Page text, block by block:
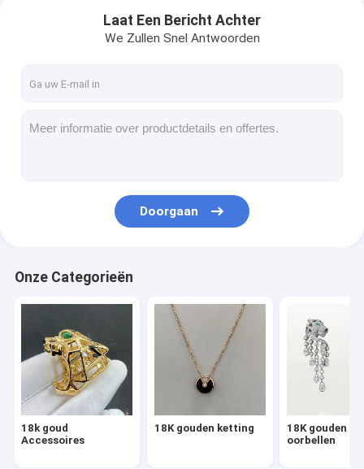
18k goud Accessoires
18K gouden ketting
18K gouden Juwelen
Laat Een Bericht Achter
We Zullen Snel Antwoorden
Doorgaan
Onze Categorieën
18k goud
Accessoires
18K gouden ketting
18K gouden
oorbellen